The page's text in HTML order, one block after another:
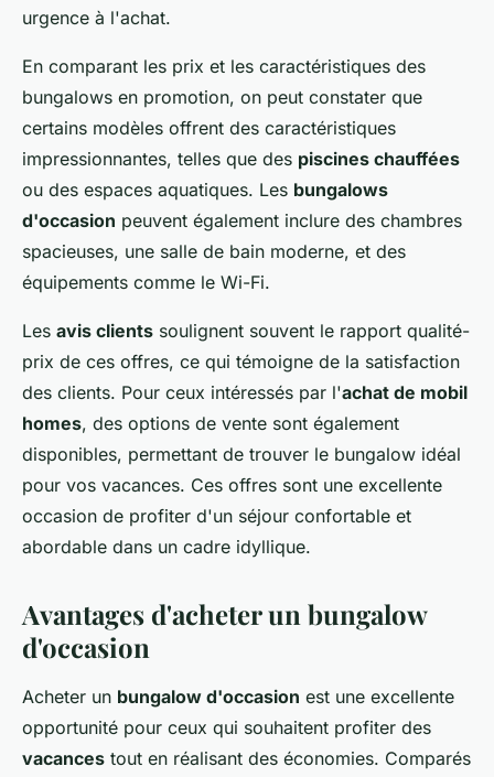
urgence à l'achat.
En comparant les prix et les caractéristiques des
bungalows en promotion, on peut constater que
certains modèles offrent des caractéristiques
impressionnantes, telles que des piscines chauffées
ou des espaces aquatiques. Les bungalows
d'occasion peuvent également inclure des chambres
spacieuses, une salle de bain moderne, et des
équipements comme le Wi-Fi.
Les avis clients soulignent souvent le rapport qualité-
prix de ces offres, ce qui témoigne de la satisfaction
des clients. Pour ceux intéressés par l'achat de mobil
homes, des options de vente sont également
disponibles, permettant de trouver le bungalow idéal
pour vos vacances. Ces offres sont une excellente
occasion de profiter d'un séjour confortable et
abordable dans un cadre idyllique.
Avantages d'acheter un bungalow
d'occasion
Acheter un bungalow d'occasion est une excellente
opportunité pour ceux qui souhaitent profiter des
vacances tout en réalisant des économies. Comparés